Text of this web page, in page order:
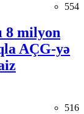
554
8 milyon
AÇG-yə
516